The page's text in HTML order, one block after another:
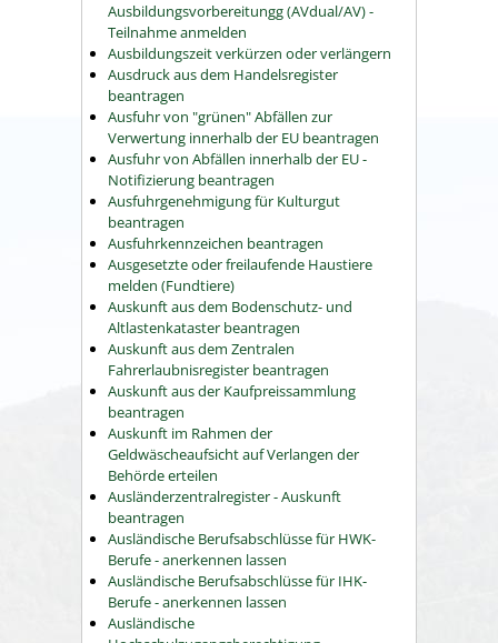
Ausbildungsvorbereitungg (AVdual/AV) -
Teilnahme anmelden
Ausbildungszeit verkürzen oder verlängern
Ausdruck aus dem Handelsregister
beantragen
Ausfuhr von "grünen" Abfällen zur
Verwertung innerhalb der EU beantragen
Ausfuhr von Abfällen innerhalb der EU -
Notifizierung beantragen
Ausfuhrgenehmigung für Kulturgut
beantragen
Ausfuhrkennzeichen beantragen
Ausgesetzte oder freilaufende Haustiere
melden (Fundtiere)
Auskunft aus dem Bodenschutz- und
Altlastenkataster beantragen
Auskunft aus dem Zentralen
Fahrerlaubnisregister beantragen
Auskunft aus der Kaufpreissammlung
beantragen
Auskunft im Rahmen der
Geldwäscheaufsicht auf Verlangen der
Behörde erteilen
Ausländerzentralregister - Auskunft
beantragen
Ausländische Berufsabschlüsse für HWK-
Berufe - anerkennen lassen
Ausländische Berufsabschlüsse für IHK-
Berufe - anerkennen lassen
Ausländische